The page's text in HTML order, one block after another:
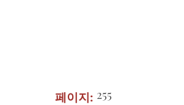
255
페이지: